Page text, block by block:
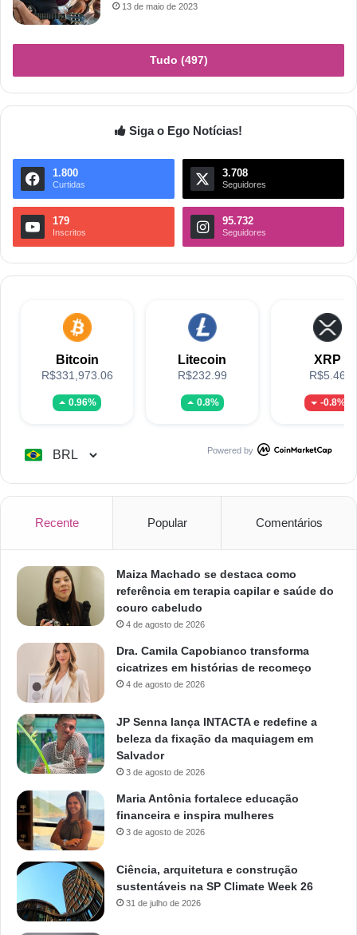
13 de maio de 2023
Tudo (497)
Siga o Ego Notícias!
1.800
Curtidas
3.708
Seguidores
179
Inscritos
95.732
Seguidores
Bitcoin
R$331,973.06
0.96%
Litecoin
R$232.99
0.8%
XRP
R$5.46
-0.8%
Powered by
Recente Popular Comentários
Maiza Machado se destaca como
referência em terapia capilar e saúde do
couro cabeludo
4 de agosto de 2026
Dra. Camila Capobianco transforma
cicatrizes em histórias de recomeço
4 de agosto de 2026
JP Senna lança INTACTA e redefine a
beleza da fixação da maquiagem em
Salvador
3 de agosto de 2026
Maria Antônia fortalece educação
financeira e inspira mulheres
3 de agosto de 2026
Ciência, arquitetura e construção
sustentáveis na SP Climate Week 26
31 de julho de 2026